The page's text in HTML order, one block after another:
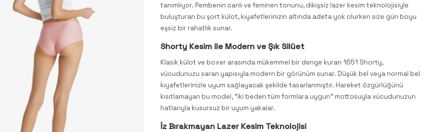
tanımlıyor. Pembenin canlı ve feminen tonunu, dikişsiz lazer kesim teknolojisiyle
buluşturan bu şort külot, kıyafetlerinizin altında adeta yok olurken size gün boyu
eşsiz bir rahatlık sunar.
Shorty Kesim ile Modern ve Şık Silüet
Klasik külot ve boxer arasında mükemmel bir denge kuran 1651 Shorty,
vücudunuzu saran yapısıyla modern bir görünüm sunar. Düşük bel veya normal bel
kıyafetlerinizle uyum sağlayacak şekilde tasarlanmıştır. Hareket özgürlüğünü
kısıtlamayan bu model, "iki beden tüm formlara uygun" mottosuyla vücudunuzun
hatlarıyla kusursuz bir uyum yakalar.
İz Bırakmayan Lazer Kesim Teknolojisi